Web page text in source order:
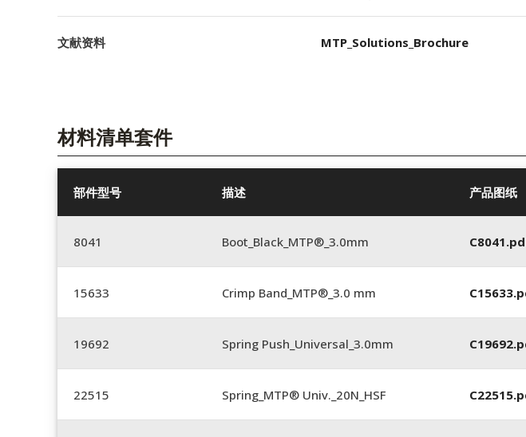
文献资料 MTP_Solutions_Brochure
材料清单套件
部件型号 描述 产品图纸
8041 Boot_Black_MTP®_3.0mm
15633 Crimp Band_MTP®_3.0 mm
19692 Spring Push_Universal_3.0mm
22515 Spring_MTP® Univ._20N_HSF